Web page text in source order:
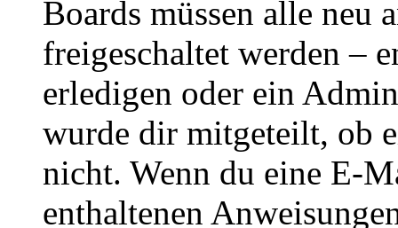
Boards müssen alle neu
freigeschaltet werden –
erledigen oder ein
wurde dir mitgeteilt, ob
nicht. Wenn du eine E-
enthaltenen